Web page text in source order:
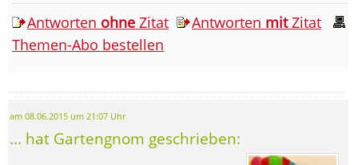
Antworten ohne Zitat Antworten mitZitat
Themen-Abo bestellen
am 08.06.2015 um 21:07 Uhr
... hat Gartengnom geschrieben: